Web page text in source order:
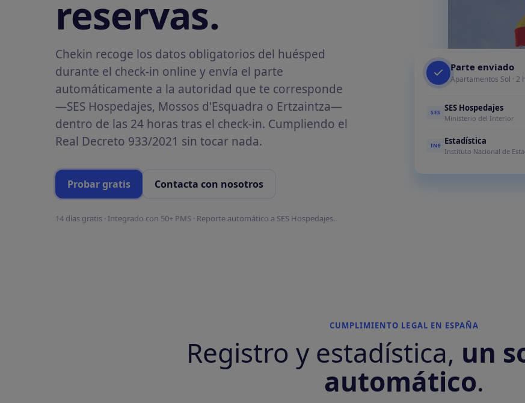
Huéspedes
Comparte información clave con
tus huéspedes
Inbox Unificado
Responde al instante a los
mensajes de los huéspedes con IA
Plantillas
Descubre plantillas gratuitas
para facilitar la gestión de tu
DESARROLLADORES
SDK
Integra nuestra solución de check-in de forma nativa en tu plataforma
reservas.
Chekin recoge los datos obligatorios del huésped
durante el check-in online y envía el parte
automáticamente a la autoridad que te corresponde
—SES Hospedajes, Mossos d'Esquadra o Ertzaintza—
dentro de las 24 horas tras el check-in. Cumpliendo el
Real Decreto 933/2021 sin tocar nada.
Probar gratis Contacta con nosotros
14 días gratis · Integrado con 50+ PMS · Reporte automático a SES Hospedajes.
Parte enviado
Apartamentos Sol · 2
SES SES Hospedajes
Ministerio del Interior
INE Estadística
Instituto Nacional de
CUMPLIMIENTO LEGAL EN ESPAÑA
Registro y estadística, un
automático.